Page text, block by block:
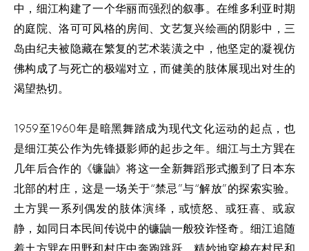
中，细江构建了一个华丽而强烈的叙事。在维多利亚时期
的庭院、洛可可风格的房间、文艺复兴绘画的阴影中，三
岛由纪夫被隐藏在繁复的艺术装潢之中，他坚定的凝视仿
佛构成了与死亡的极端对立，而健美的肢体展现出对生的
渴望热切。
1959至1960年是暗黑舞踏成为现代文化运动的起点，也
是细江英公作为先锋摄影师的起步之年。细江与土方巽在
几年后合作的《镰鼬》将这一全新舞蹈形式搬到了日本东
北部的村庄，这是一场关于“禁忌”与“解放”的探索实验。
土方巽一系列偶发的肢体演绎，或愤怒、或狂喜、或寂
静，如同日本民间传说中的镰鼬一般狡诈怪奇。细江追随